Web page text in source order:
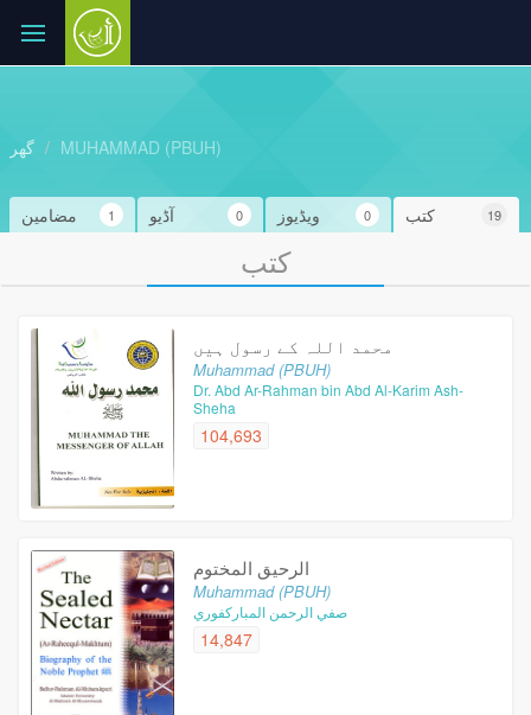
گھر MUHAMMAD (PBUH)
کتب 19 ویڈیوز 0 آڈیو 0 مضامین 1
کتب
محمد اللہ کے رسول ہیں
Muhammad (PBUH)
Dr. Abd Ar-Rahman bin Abd Al-Karim Ash-
Sheha
104,693
الرحیق المختوم
Muhammad (PBUH)
صفي الرحمن المباركفوري
14,847